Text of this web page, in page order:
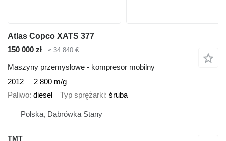
Atlas Copco XATS 377
150 000 zł
≈ 34 840 €
Maszyny przemysłowe - kompresor mobilny
2012
2 800 m/g
Paliwo diesel Typ sprężarki śruba
Polska, Dąbrówka Stany
TMT